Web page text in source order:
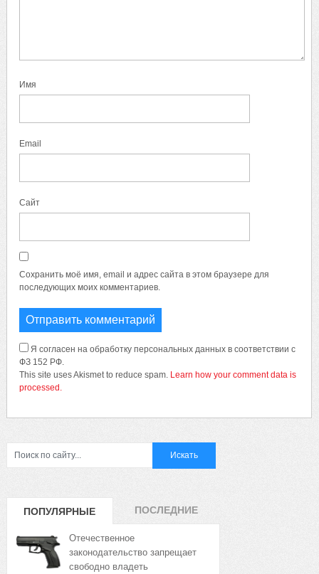
Имя
Email
Сайт
Сохранить моё имя, email и адрес сайта в этом браузере для
последующих моих комментариев.
Я согласен на обработку персональных данных в соответствии с
ФЗ 152 РФ.
This site uses Akismet to reduce spam. Learn how your comment data is
processed.
ПОПУЛЯРНЫЕ
ЗАПИСИ
ПОСЛЕДНИЕ
Отечественное
законодательство запрещает
свободно владеть